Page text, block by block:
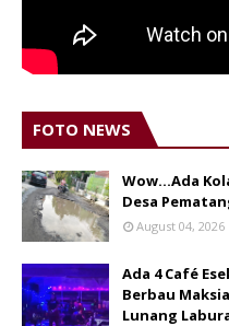
FOTO NEWS
Wow...Ada
Desa
August 04, 2026
Ada 4 Café
Berbau
Lunang